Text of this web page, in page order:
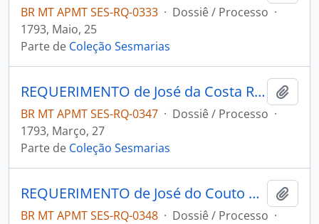
BR MT APMT SES-RQ-0333 · Dossiê / Processo ·
1793, Maio, 25
Parte de Coleção Sesmarias
REQUERIMENTO de José da Costa Ribeiro ao Governador e Capitão-General da Capitania de Mato Grosso João de Albuquerque de Melo Pereira e Cáceres.
BR MT APMT SES-RQ-0347 · Dossiê / Processo ·
1793, Março, 27
Parte de Coleção Sesmarias
REQUERIMENTO de José do Couto da Encarnação ao Governador e Capitão-General da Capitania de Mato Grosso João de Albuquerque de Melo Pereira e Cáceres.
BR MT APMT SES-RQ-0348 · Dossiê / Processo ·